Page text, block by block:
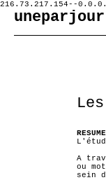
216.73.217.154--
A
ou
sein